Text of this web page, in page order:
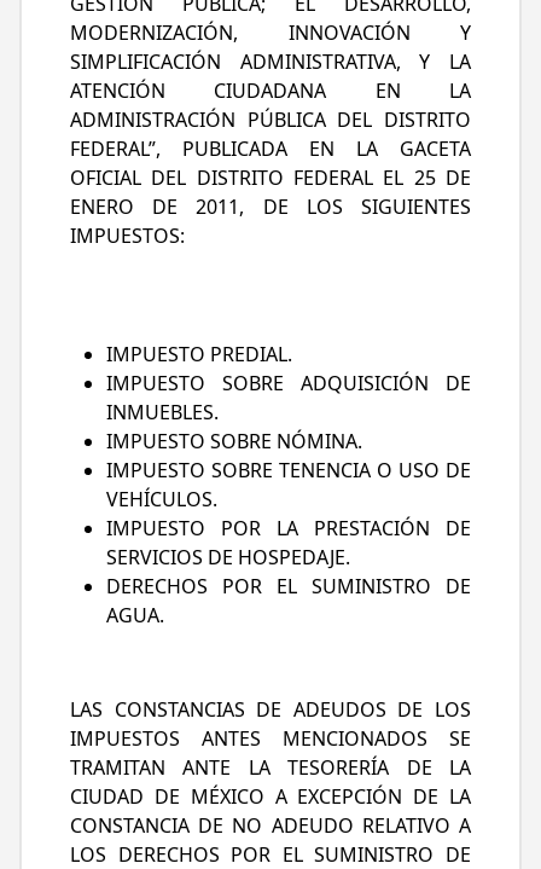
MODERNIZACIÓN, INNOVACIÓN Y
SIMPLIFICACIÓN ADMINISTRATIVA, Y LA
ATENCIÓN CIUDADANA EN LA
ADMINISTRACIÓN PÚBLICA DEL DISTRITO
FEDERAL”, PUBLICADA EN LA GACETA
OFICIAL DEL DISTRITO FEDERAL EL 25 DE
ENERO DE 2011, DE LOS SIGUIENTES
IMPUESTOS:
IMPUESTO PREDIAL.
IMPUESTO SOBRE ADQUISICIÓN DE
INMUEBLES.
IMPUESTO SOBRE NÓMINA.
IMPUESTO SOBRE TENENCIA O USO DE
VEHÍCULOS.
IMPUESTO POR LA PRESTACIÓN DE
SERVICIOS DE HOSPEDAJE.
DERECHOS POR EL SUMINISTRO DE
AGUA.
LAS CONSTANCIAS DE ADEUDOS DE LOS
IMPUESTOS ANTES MENCIONADOS SE
TRAMITAN ANTE LA TESORERÍA DE LA
CIUDAD DE MÉXICO A EXCEPCIÓN DE LA
CONSTANCIA DE NO ADEUDO RELATIVO A
LOS DERECHOS POR EL SUMINISTRO DE